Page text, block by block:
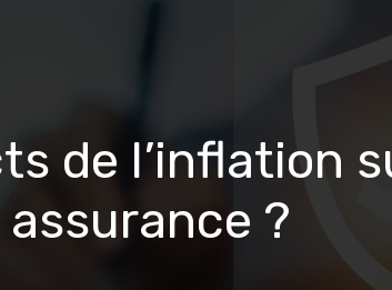
de l’inflation
assurance ?